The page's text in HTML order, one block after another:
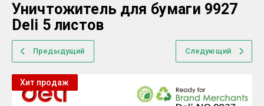
Уничтожитель для бумаги 9927
Deli 5 листов
Предыдущий Следующий
Хит продаж